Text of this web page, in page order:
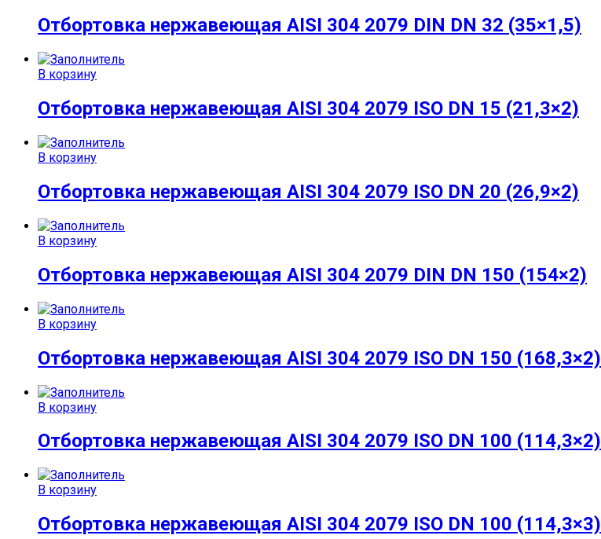
Отбортовка нержавеющая AISI 304 2079 DIN DN 32 (35×1,5)
В корзину
Отбортовка нержавеющая AISI 304 2079 ISO DN 15 (21,3×2)
В корзину
Отбортовка нержавеющая AISI 304 2079 ISO DN 20 (26,9×2)
В корзину
Отбортовка нержавеющая AISI 304 2079 DIN DN 150 (154×2)
В корзину
Отбортовка нержавеющая AISI 304 2079 ISO DN 150 (168,3×2)
В корзину
Отбортовка нержавеющая AISI 304 2079 ISO DN 100 (114,3×2)
В корзину
Отбортовка нержавеющая AISI 304 2079 ISO DN 100 (114,3×3)